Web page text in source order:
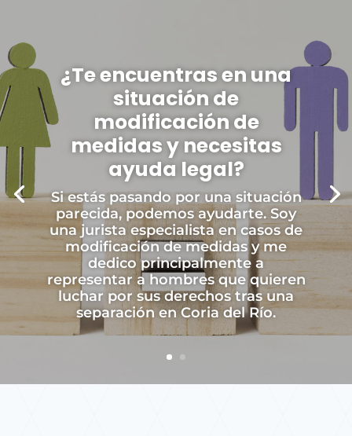
¿Te encuentras en una
situación de
modificación de
medidas y necesitas
ayuda legal?
Si estás pasando por una situación
parecida, podemos ayudarte. Soy
una jurista especialista en casos de
modificación de medidas y me
dedico principalmente a
representar a hombres que quieren
luchar por sus derechos tras una
separación en Coria del Río.